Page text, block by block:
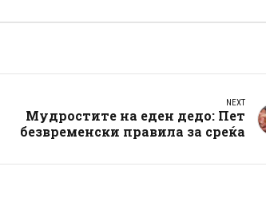
NEXT
Мудростите на еден дедо: Пет
безвременски правила за среќа